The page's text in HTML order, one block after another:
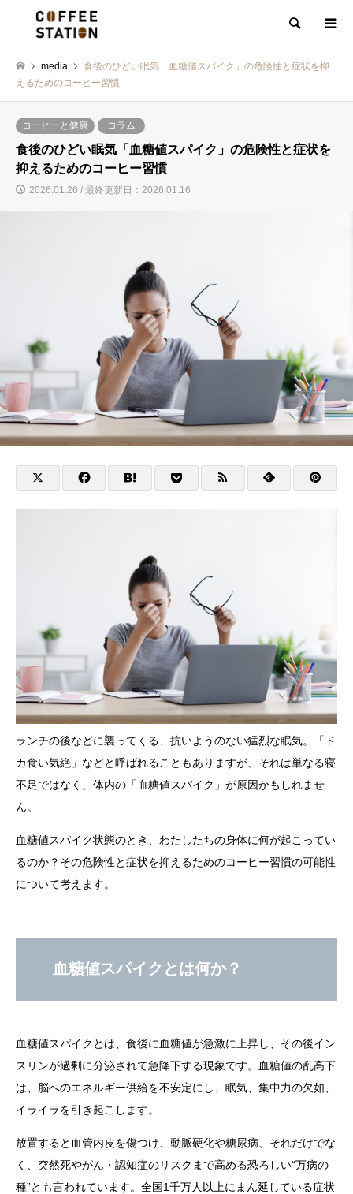
検索
media
食後のひどい眠気「血糖値スパイク」の危険性と症状を抑
えるためのコーヒー習慣
コーヒーと健康 コラム
食後のひどい眠気「血糖値スパイク」の危険性と症状を
抑えるためのコーヒー習慣
2026.01.26 / 最終更新日：2026.01.16
ランチの後などに襲ってくる、抗いようのない猛烈な眠気。「ド
カ食い気絶」などと呼ばれることもありますが、それは単なる寝
不足ではなく、体内の「血糖値スパイク」が原因かもしれませ
ん。
血糖値スパイク状態のとき、わたしたちの身体に何が起こってい
るのか？その危険性と症状を抑えるためのコーヒー習慣の可能性
について考えます。
血糖値スパイクとは何か？
血糖値スパイクとは、食後に血糖値が急激に上昇し、その後イン
スリンが過剰に分泌されて急降下する現象です。血糖値の乱高下
は、脳へのエネルギー供給を不安定にし、眠気、集中力の欠如、
イライラを引き起こします。
放置すると血管内皮を傷つけ、動脈硬化や糖尿病、それだけでな
く、突然死やがん・認知症のリスクまで高める恐ろしい“万病の
種”とも言われています。全国1千万人以上にまん延している症状